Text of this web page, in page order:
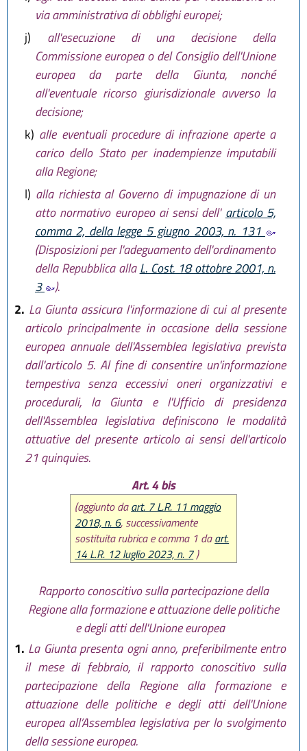
via amministrativa di obblighi europei;
j)
all'esecuzione di una decisione della
Commissione europea o del Consiglio dell'Unione
europea da parte della Giunta, nonché
all'eventuale ricorso giurisdizionale avverso la
decisione;
k) alle eventuali procedure di infrazione aperte a
carico dello Stato per inadempienze imputabili
alla Regione;
l) alla richiesta al Governo di impugnazione di un
atto normativo europeo ai sensi dell' articolo 5,
comma 2, della legge 5 giugno 2003, n. 131
(Disposizioni per l'adeguamento dell'ordinamento
della Repubblica allaL. Cost. 18 ottobre 2001, n.
3
).
2. La Giunta assicura l'informazione di cui al presente
articolo principalmente in occasione della sessione
europea annuale dell'Assemblea legislativa prevista
dall'articolo 5. Al fine di consentire un'informazione
tempestiva senza eccessivi oneri organizzativi e
procedurali, la Giunta e l'Ufficio di presidenza
dell'Assemblea legislativa definiscono le modalità
attuative del presente articolo ai sensi dell'articolo
21 quinquies.
Art. 4 bis
(aggiunto daart. 7 L.R. 11 maggio
2018, n. 6, successivamente
sostituita rubrica e comma 1 daart.
14 L.R. 12 luglio 2023, n. 7)
Rapporto conoscitivo sulla partecipazione della
Regione alla formazione e attuazione delle politiche
e degli atti dell'Unione europea
1. La Giunta presenta ogni anno, preferibilmente entro
il mese di febbraio, il rapporto conoscitivo sulla
partecipazione della Regione alla formazione e
attuazione delle politiche e degli atti dell'Unione
europea all’Assemblea legislativa per lo svolgimento
della sessione europea.